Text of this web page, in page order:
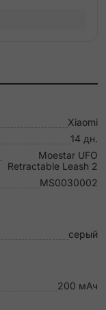
Xiaomi
14 дн.
Moestar UFO
Retractable Leash 2
MS0030002
серый
200 мАч